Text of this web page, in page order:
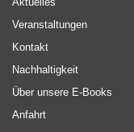
Veranstaltungen
Kontakt
Nachhaltigkeit
Über unsere E-Books
Anfahrt